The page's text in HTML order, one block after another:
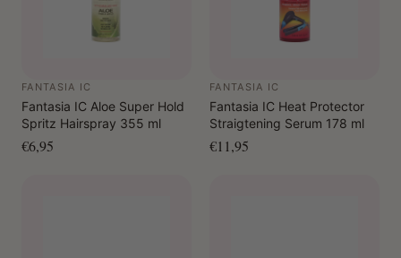
FANTASIA IC
Fantasia IC Aloe Super Hold
Spritz Hairspray 355 ml
€6,95
FANTASIA IC
Fantasia IC Heat Protector
Straigtening Serum 178 ml
€11,95